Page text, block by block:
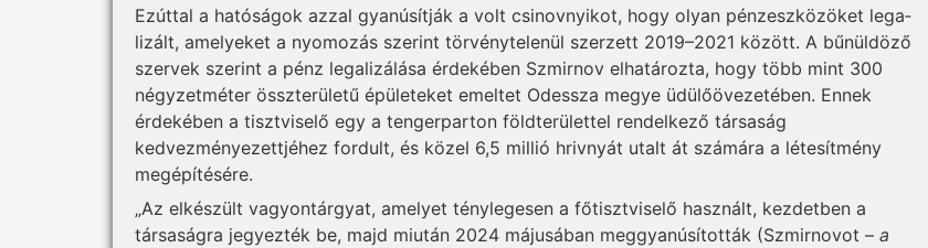
Ezúttal a hatóságok azzal gyanúsítják a volt csinovnyikot, hogy olyan pénzeszközöket lega­
lizált, amelyeket a nyomozás szerint törvénytelenül szerzett 2019–2021 között. A bűnüldöző
szervek szerint a pénz lega­lizálása érdekében Szmirnov elhatározta, hogy több mint 300
négyzetméter összterületű épületeket emeltet Odessza megye üdülőövezetében. Ennek
érdekében a tisztviselő egy a tengerparton földterülettel rendelkező társaság
kedvezményezettjéhez fordult, és közel 6,5 millió hrivnyát utalt át számára a létesítmény
megépítésére.
„Az elkészült vagyontárgyat, amelyet ténylegesen a főtisztviselő használt, kezdetben a
társaságra jegyezték be, majd miután 2024 májusában meg­gyanúsították (Szmirnovot – a